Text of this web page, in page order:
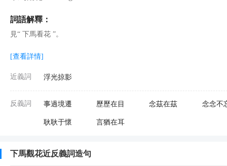
詞語解釋：
見“ 下馬看花 ”。
[查看詳情]
近義詞 浮光掠影
反義詞 事過境遷 歷歷在目 念茲在茲 念念不
耿耿于懷 言猶在耳
下馬觀花近反義詞造句